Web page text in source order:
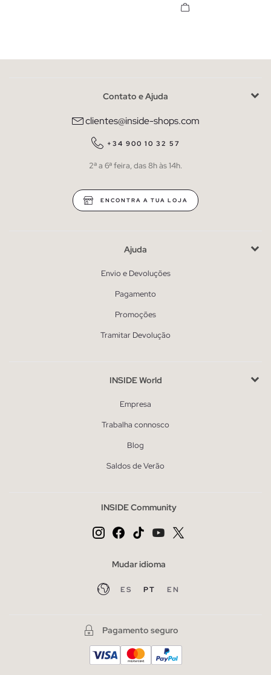
Contato e Ajuda
clientes@inside-shops.com
+34 900 10 32 57
2ª a 6ª feira, das 8h às 14h.
ENCONTRA A TUA LOJA
Ajuda
Envio e Devoluções
Pagamento
Promoções
Tramitar Devolução
INSIDE World
Empresa
Trabalha connosco
Blog
Saldos de Verão
INSIDE Community
Mudar idioma
ES PT EN
Pagamento seguro